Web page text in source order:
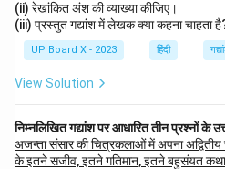
(ii) रेखांकित अंश की व्याख्या कीजिए।
(iii) प्रस्तुत गद्यांश में लेखक क्या कहना चाहता
UP Board X - 2023 हिंदी
View Solution
निम्नलिखित गद्यांश पर आधारित तीन प्रश्नों के
अजन्ता संसार की चित्रकलाओं में अपना
के इतने सजीव, इतने गतिमान, इतने बहुसंयत